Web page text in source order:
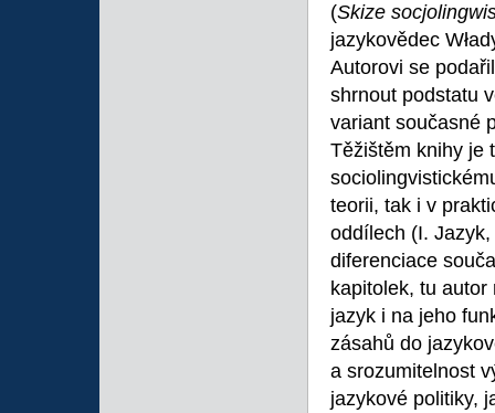
(Skize
jazykovědec
Autorovi se
shrnout podstatu
variant současné
Těžištěm knihy je
teorii, tak i v
oddílech (I.
diferenciace
kapitolek, tu
jazyk i na jeho
zásahů do
a srozumitelnost
jazykové politiky,